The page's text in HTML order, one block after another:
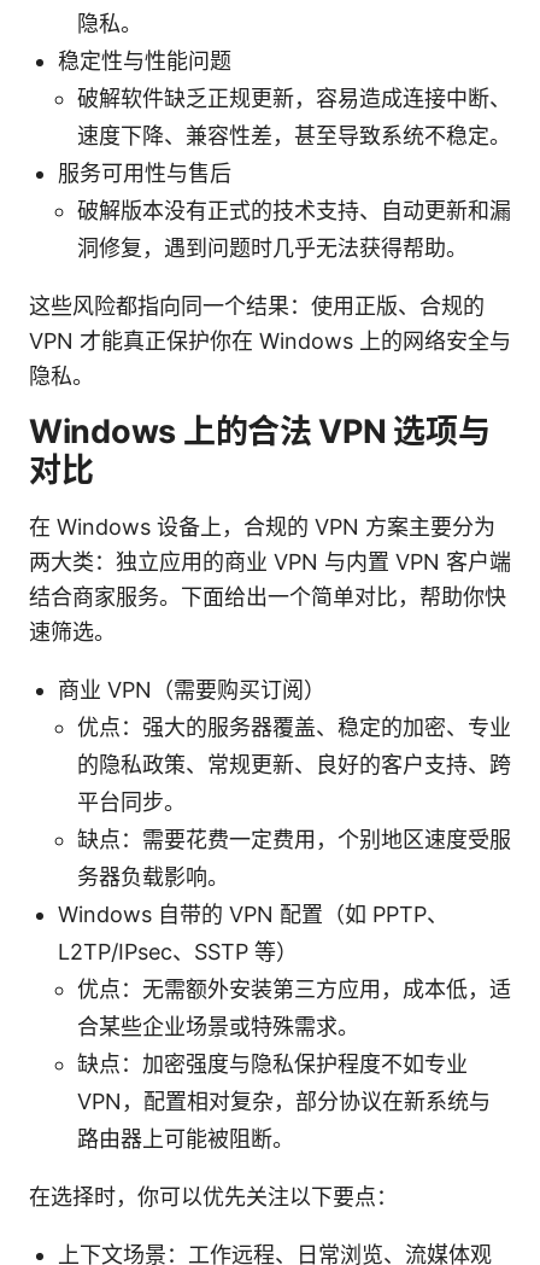
隐私。
稳定性与性能问题
破解软件缺乏正规更新，容易造成连接中断、
速度下降、兼容性差，甚至导致系统不稳定。
服务可用性与售后
破解版本没有正式的技术支持、自动更新和漏
洞修复，遇到问题时几乎无法获得帮助。
这些风险都指向同一个结果：使用正版、合规的
VPN 才能真正保护你在 Windows 上的网络安全与
隐私。
Windows 上的合法 VPN 选项与
对比
在 Windows 设备上，合规的 VPN 方案主要分为
两大类：独立应用的商业 VPN 与内置 VPN 客户端
结合商家服务。下面给出一个简单对比，帮助你快
速筛选。
商业 VPN（需要购买订阅）
优点：强大的服务器覆盖、稳定的加密、专业
的隐私政策、常规更新、良好的客户支持、跨
平台同步。
缺点：需要花费一定费用，个别地区速度受服
务器负载影响。
Windows 自带的 VPN 配置（如 PPTP、
L2TP/IPsec、SSTP 等）
优点：无需额外安装第三方应用，成本低，适
合某些企业场景或特殊需求。
缺点：加密强度与隐私保护程度不如专业
VPN，配置相对复杂，部分协议在新系统与
路由器上可能被阻断。
在选择时，你可以优先关注以下要点：
上下文场景：工作远程、日常浏览、流媒体观